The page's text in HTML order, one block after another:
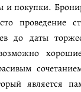
и покупки.
проведение
до даты
является